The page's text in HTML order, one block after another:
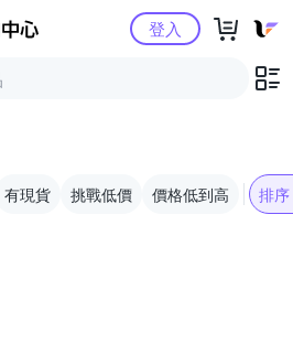
Yahoo購物中心登入
有現貨 挑戰低價 價格低到高 排序